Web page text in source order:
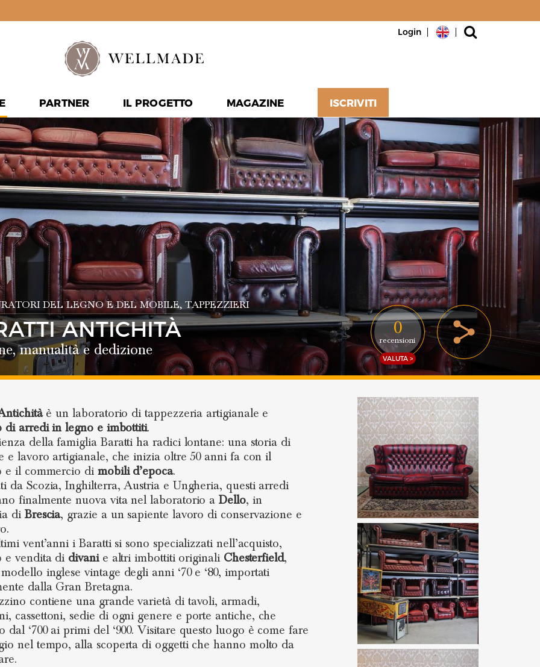
Login
PARTNER IL PROGETTO MAGAZINE ISCRIVITI
DEL LEGNO E DEL MOBILE, TAPPEZZIERI
ANTICHITÀ
manualità e dedizione
è un laboratorio di tappezzeria artigianale e
di arredi in legno e imbottiti.
della famiglia Baratti ha radici lontane: una storia di
e lavoro artigianale, che inizia oltre 50 anni fa con il
e il commercio di mobili d’epoca.
da Scozia, Inghilterra, Austria e Ungheria, questi arredi
finalmente nuova vita nel laboratorio aDello, in
di Brescia, grazie a un sapiente lavoro di conservazione e
vent’anni i Baratti si sono specializzati nell’acquisto,
e vendita di divanie altri imbottiti originali Chesterfield,
inglese vintage degli anni ‘70 e ‘80, importati
dalla Gran Bretagna.
contiene una grande varietà di tavoli, armadi,
cassettoni, sedie di ogni genere e porte antiche, che
dal ‘700 ai primi del ‘900. Visitare questo luogo è come fare
nel tempo, alla scoperta di oggetti che hanno molto da
0
recensioni
VALUTA >